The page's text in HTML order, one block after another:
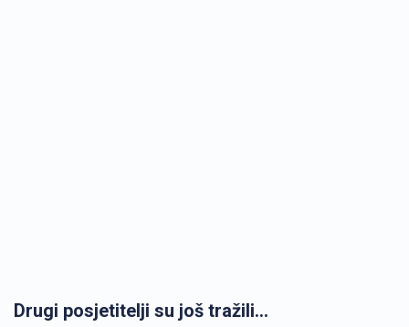
Drugi posjetitelji su još tražili...